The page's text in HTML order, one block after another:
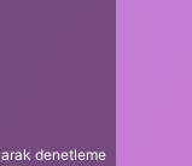
denetleme